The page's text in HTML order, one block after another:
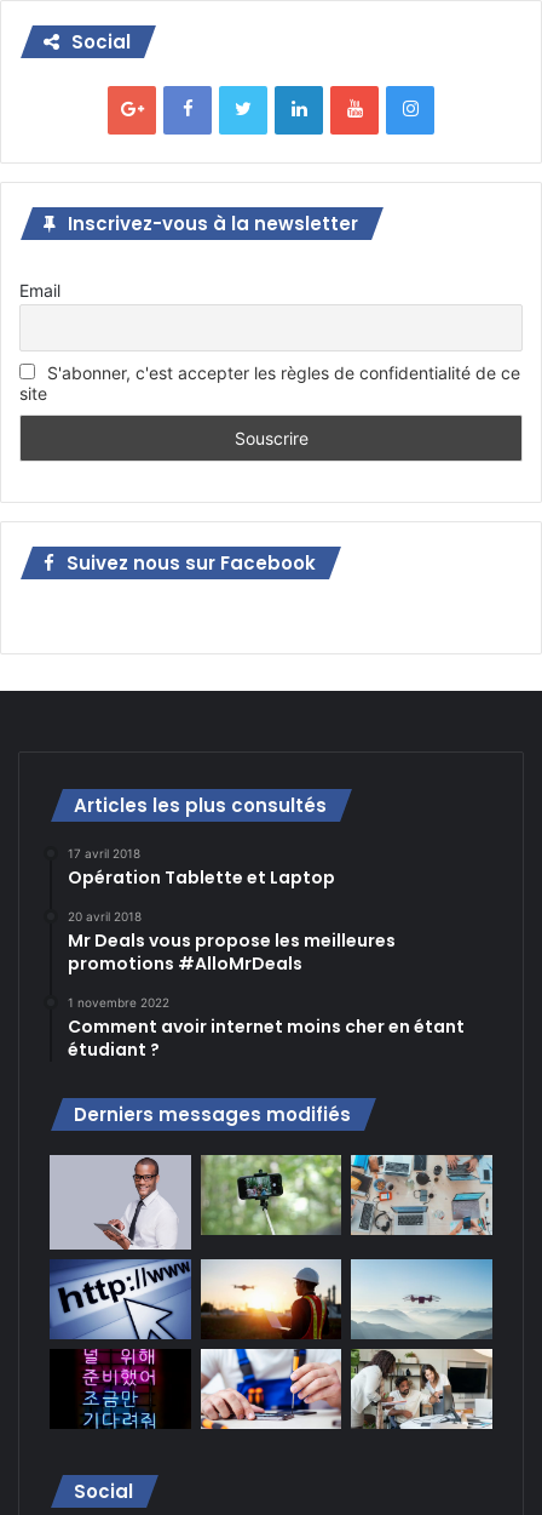
Social
Inscrivez-vous à la newsletter
Email
S'abonner, c'est accepter les règles de confidentialité de ce
site
Suivez nous sur Facebook
Articles les plus consultés
17 avril 2018
Opération Tablette et Laptop
20 avril 2018
Mr Deals vous propose les meilleures
promotions #AlloMrDeals
1 novembre 2022
Comment avoir internet moins cher en étant
étudiant ?
Derniers messages modifiés
Social